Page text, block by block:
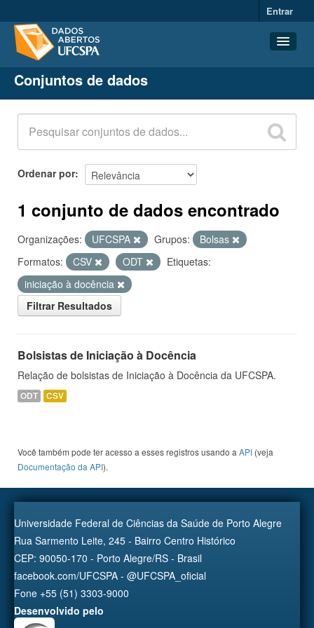
Entrar
Conjuntos de dados
Organizações
Grupos
Sobre
Conjuntos de dados
Ordenar por
1 conjunto de dados encontrado
Organizações: UFCSPA Grupos:
Bolsas
Formatos:
CSV ODT
Etiquetas:
iniciação à docência
Filtrar Resultados
Bolsistas de Iniciação à Docência
Relação de bolsistas de Iniciação à Docência da UFCSPA.
ODT CSV
Você também pode ter acesso a esses registros usando a API (veja
Documentação da API).
Universidade Federal de Ciências da Saúde de Porto Alegre
Rua Sarmento Leite, 245 - Bairro Centro Histórico
CEP: 90050-170 - Porto Alegre/RS - Brasil
facebook.com/UFCSPA - @UFCSPA_oficial
Fone +55 (51) 3303-9000
Desenvolvido pelo